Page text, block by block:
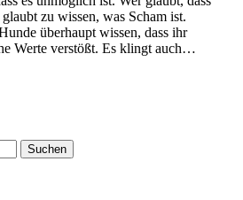
zu wissen, was Scham ist.
überhaupt wissen, dass ihr
Werte verstößt. Es klingt auch…